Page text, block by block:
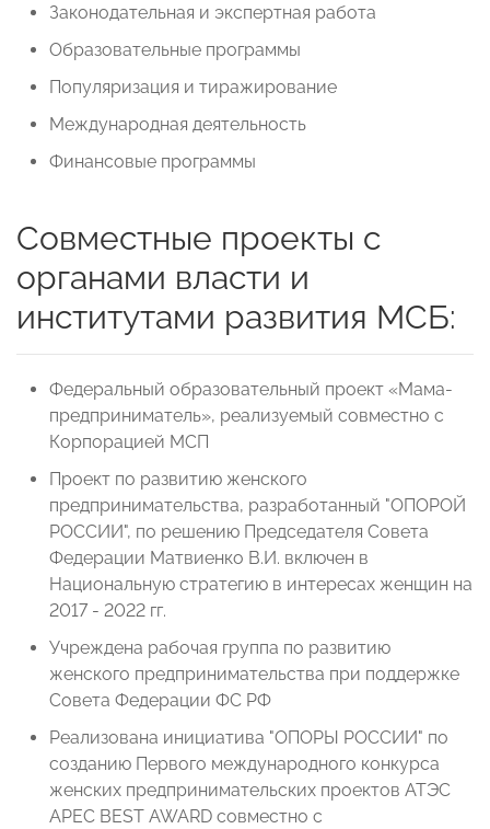
Законодательная и экспертная работа
Образовательные программы
Популяризация и тиражирование
Международная деятельность
Финансовые программы
Совместные проекты с
органами власти и
институтами развития МСБ:
Федеральный образовательный проект «Мама-
предприниматель», реализуемый совместно с
Корпорацией МСП
Проект по развитию женского
предпринимательства, разработанный "ОПОРОЙ
РОССИИ", по решению Председателя Совета
Федерации Матвиенко В.И. включен в
Национальную стратегию в интересах женщин на
2017 - 2022 гг.
Учреждена рабочая группа по развитию
женского предпринимательства при поддержке
Совета Федерации ФС РФ
Реализована инициатива "ОПОРЫ РОССИИ" по
созданию Первого международного конкурса
женских предпринимательских проектов АТЭС
APEC BEST AWARD совместно с